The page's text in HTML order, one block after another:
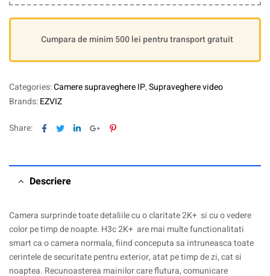
Cumpara de minim 500 lei pentru transport gratuit
Categories:Camere supraveghere IP,Supraveghere video
Brands:EZVIZ
Share: Facebook
TwitterLinkedinGoogle+Pinterest
Descriere
Camera surprinde toate detaliile cu o claritate 2K+ si cu o vedere
color pe timp de noapte. H3c 2K+ are mai multe functionalitati
smart ca o camera normala, fiind conceputa sa intruneasca toate
cerintele de securitate pentru exterior, atat pe timp de zi, cat si
noaptea. Recunoasterea mainilor care flutura, comunicare